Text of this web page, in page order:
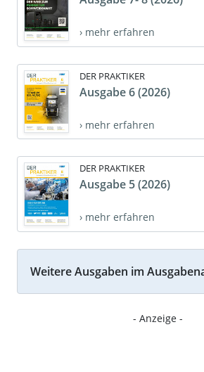
› mehr erfahren
DER PRAKTIKER
Ausgabe 6 (2026)
› mehr erfahren
DER PRAKTIKER
Ausgabe 5 (2026)
› mehr erfahren
Weitere Ausgaben im
- Anzeige -